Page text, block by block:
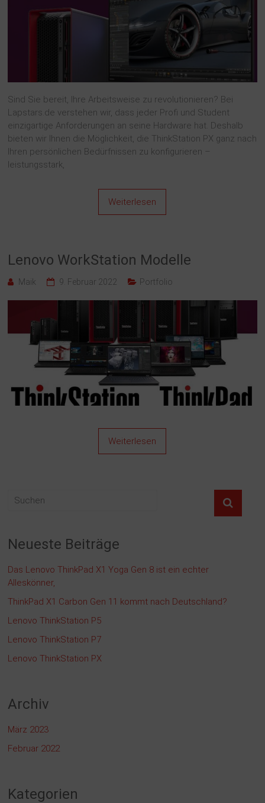
Sind Sie bereit, Ihre Arbeitsweise zu revolutionieren? Bei
Lapstars.de verstehen wir, dass jeder Profi und Student
einzigartige Anforderungen an seine Hardware hat. Deshalb
bieten wir Ihnen die Möglichkeit, die ThinkStation PX ganz nach
Ihren persönlichen Bedürfnissen zu konfigurieren –
leistungsstark,
Weiterlesen
Lenovo WorkStation Modelle
Maik 9. Februar 2022 Portfolio
Weiterlesen
Neueste Beiträge
Das Lenovo ThinkPad X1 Yoga Gen 8 ist ein echter
Alleskönner,
ThinkPad X1 Carbon Gen 11 kommt nach Deutschland?
Lenovo ThinkStation P5
Lenovo ThinkStation P7
Lenovo ThinkStation PX
Archiv
März 2023
Februar 2022
Kategorien